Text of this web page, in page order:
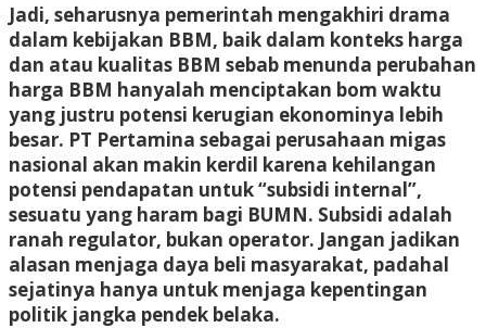
Jadi, seharusnya pemerintah mengakhiri drama
dalam kebijakan BBM, baik dalam konteks harga
dan atau kualitas BBM sebab menunda perubahan
harga BBM hanyalah menciptakan bom waktu
yang justru potensi kerugian ekonominya lebih
besar. PT Pertamina sebagai perusahaan migas
nasional akan makin kerdil karena kehilangan
potensi pendapatan untuk “subsidi internal”,
sesuatu yang haram bagi BUMN. Subsidi adalah
ranah regulator, bukan operator. Jangan jadikan
alasan menjaga daya beli masyarakat, padahal
sejatinya hanya untuk menjaga kepentingan
politik jangka pendek belaka.